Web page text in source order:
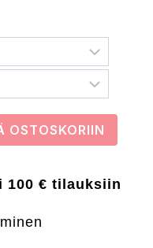
OSTOSKORIIN
100 € tilauksiin